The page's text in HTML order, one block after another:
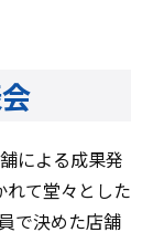
による成果発
れて堂々とした
で決めた店舗